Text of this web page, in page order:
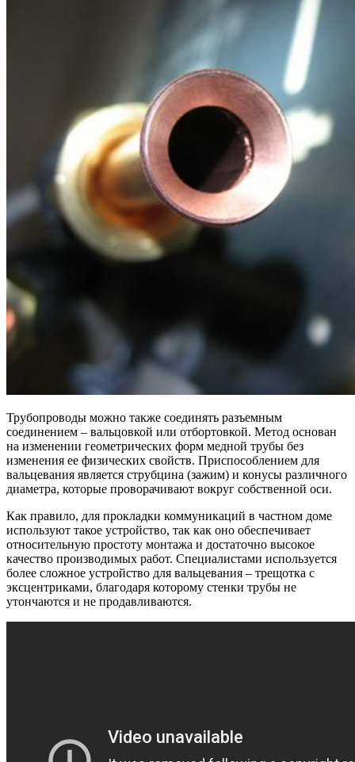
Трубопроводы можно также соединять разъемным
соединением – вальцовкой или отбортовкой. Метод основан
на изменении геометрических форм медной трубы без
изменения ее физических свойств. Приспособлением для
вальцевания является струбцина (зажим) и конусы различного
диаметра, которые проворачивают вокруг собственной оси.
Как правило, для прокладки коммуникаций в частном доме
используют такое устройство, так как оно обеспечивает
относительную простоту монтажа и достаточно высокое
качество производимых работ. Специалистами используется
более сложное устройство для вальцевания – трещотка с
эксцентриками, благодаря которому стенки трубы не
утончаются и не продавливаются.